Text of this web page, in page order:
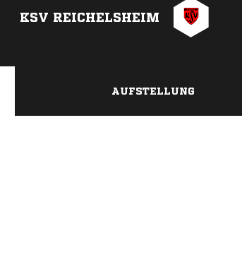
KSV REICHELSHEIM
AUFSTELLUNG